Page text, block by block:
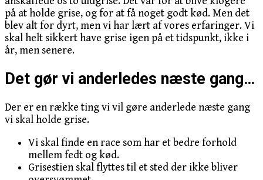
på at holde grise, og for at få noget godt kød. Men det
blev alt for dyrt, men vi har lært af vores erfaringer. Vi
skal helt sikkert have grise igen på et tidspunkt, ikke i
år, men senere.
Det gør vi anderledes næste gang…
Der er en række ting vi vil gøre anderlede næste gang
vi skal holde grise.
Vi skal finde en race som har et bedre forhold
mellem fedt og kød.
Grisestien skal flyttes til et sted der ikke bliver